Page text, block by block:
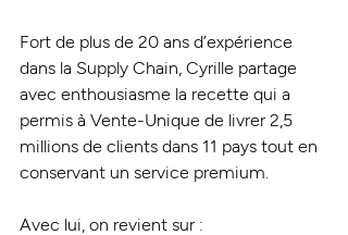
Fort de plus de 20 ans d’expérience
dans la Supply Chain, Cyrille partage
avec enthousiasme la recette qui a
permis à Vente-Unique de livrer 2,5
millions de clients dans 11 pays tout en
conservant un service premium.
Avec lui, on revient sur :